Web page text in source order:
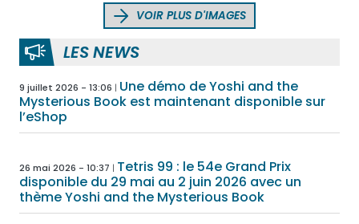
VOIR PLUS D'IMAGES
LES NEWS
9 juillet 2026 - 13:06
Une démo de Yoshi and the
Mysterious Book est maintenant disponible sur
l’eShop
26 mai 2026 - 10:37
Tetris 99 : le 54e Grand Prix
disponible du 29 mai au 2 juin 2026 avec un
thème Yoshi and the Mysterious Book